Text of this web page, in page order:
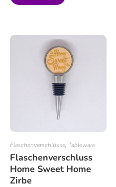
Flaschenverschlüsse, Tableware
Flaschenverschluss
Home Sweet Home
Zirbe